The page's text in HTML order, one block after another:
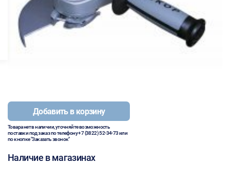
Добавить в корзину
Товара нет в наличии, уточняйте возможность
поставки под заказ по телефону+7 (3822) 52-34-73или
по кнопке "Заказать звонок"
Наличие в магазинах